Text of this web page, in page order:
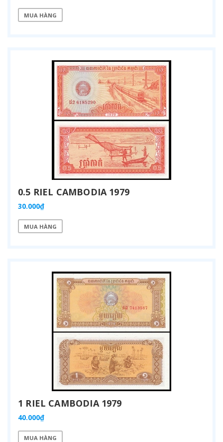
MUA HÀNG
0.5 RIEL CAMBODIA 1979
30.000₫
MUA HÀNG
1 RIEL CAMBODIA 1979
40.000₫
MUA HÀNG